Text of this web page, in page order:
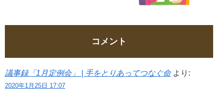
コメント
議事録「1月定例会」 | 手をとりあってつなぐ命 より:
2020年1月25日 17:07